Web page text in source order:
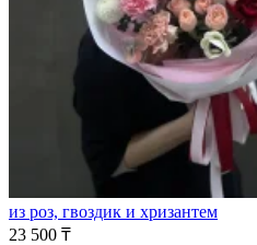
из роз, гвоздик и хризантем
23 500 ₸